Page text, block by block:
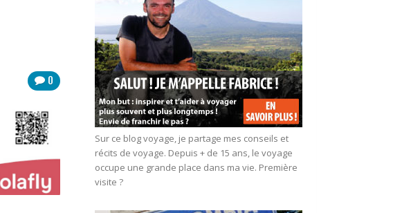
0
Sur ce blog voyage, je partage mes conseils et
récits de voyage. Depuis + de 15 ans, le voyage
occupe une grande place dans ma vie. Première
visite ?